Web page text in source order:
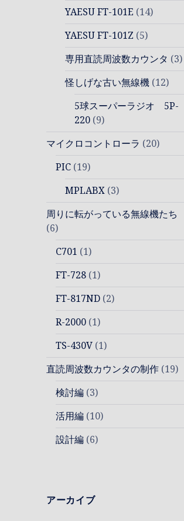
YAESU FT-101E (14)
YAESU FT-101Z (5)
専用直読周波数カウンタ (3)
怪しげな古い無線機 (12)
5球スーパーラジオ 5P-
220 (9)
マイクロコントローラ (20)
PIC (19)
MPLABX (3)
周りに転がっている無線機たち
(6)
C701 (1)
FT-728 (1)
FT-817ND (2)
R-2000 (1)
TS-430V (1)
直読周波数カウンタの制作 (19)
検討編 (3)
活用編 (10)
設計編 (6)
アーカイブ